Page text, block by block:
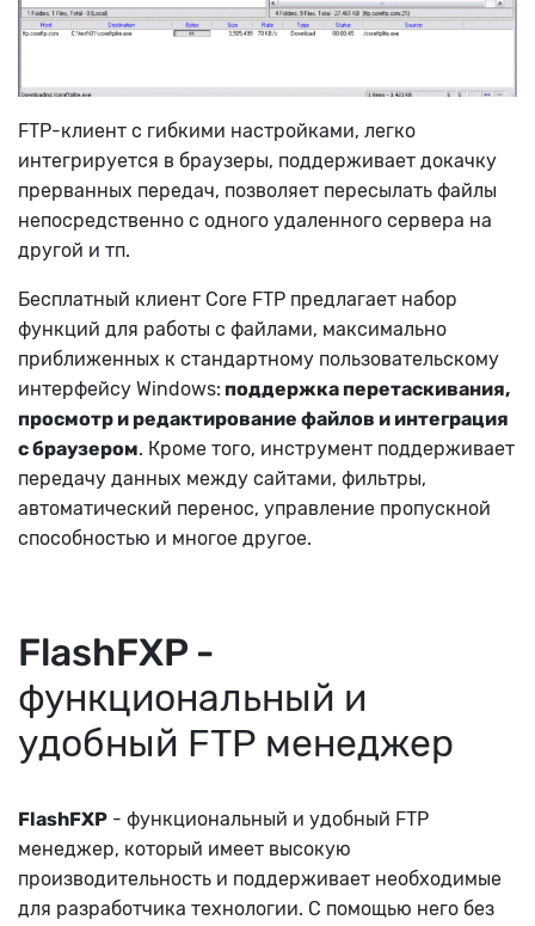
FTP-клиент с гибкими настройками, легко
интегрируется в браузеры, поддерживает докачку
прерванных передач, позволяет пересылать файлы
непосредственно с одного удаленного сервера на
другой и тп.
Бесплатный клиент Core FTP предлагает набор
функций для работы с файлами, максимально
приближенных к стандартному пользовательскому
интерфейсу Windows: поддержка перетаскивания,
просмотр и редактирование файлов и интеграция
с браузером. Кроме того, инструмент поддерживает
передачу данных между сайтами, фильтры,
автоматический перенос, управление пропускной
способностью и многое другое.
FlashFXP -
функциональный и
удобный FTP менеджер
FlashFXP - функциональный и удобный FTP
менеджер, который имеет высокую
производительность и поддерживает необходимые
для разработчика технологии. С помощью него без